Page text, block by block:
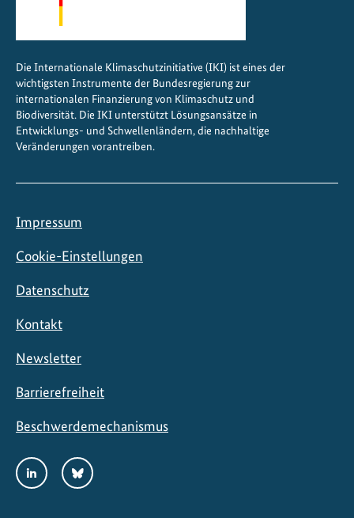
Die Internationale Klimaschutzinitiative (IKI) ist eines der
wichtigsten Instrumente der Bundesregierung zur
internationalen Finanzierung von Klimaschutz und
Biodiversität. Die IKI unterstützt Lösungsansätze in
Entwicklungs- und Schwellenländern, die nachhaltige
Veränderungen vorantreiben.
Impressum
Cookie-Einstellungen
Datenschutz
Kontakt
Newsletter
Barrierefreiheit
Beschwerdemechanismus
Social
Media
LinkedInBluesky